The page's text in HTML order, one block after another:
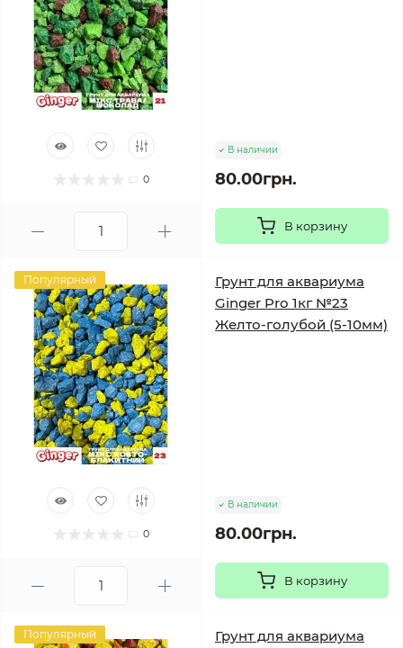
0
В наличии
80.00грн.
В корзину
Популярный
0
Грунт для аквариума
Ginger Pro 1кг №23
Желто-голубой (5-10мм)
В наличии
80.00грн.
В корзину
Популярный
Грунт для аквариума